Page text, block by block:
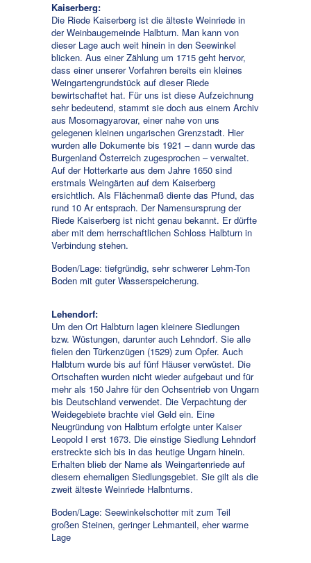
Kaiserberg:
Die Riede Kaiserberg ist die älteste Weinriede in
der Weinbaugemeinde Halbturn. Man kann von
dieser Lage auch weit hinein in den Seewinkel
blicken. Aus einer Zählung um 1715 geht hervor,
dass einer unserer Vorfahren bereits ein kleines
Weingartengrundstück auf dieser Riede
bewirtschaftet hat. Für uns ist diese Aufzeichnung
sehr bedeutend, stammt sie doch aus einem Archiv
aus Mosomagyarovar, einer nahe von uns
gelegenen kleinen ungarischen Grenzstadt. Hier
wurden alle Dokumente bis 1921 – dann wurde das
Burgenland Österreich zugesprochen – verwaltet.
Auf der Hotterkarte aus dem Jahre 1650 sind
erstmals Weingärten auf dem Kaiserberg
ersichtlich. Als Flächenmaß diente das Pfund, das
rund 10 Ar entsprach. Der Namensursprung der
Riede Kaiserberg ist nicht genau bekannt. Er dürfte
aber mit dem herrschaftlichen Schloss Halbturn in
Verbindung stehen.
Boden/Lage: tiefgründig, sehr schwerer Lehm-Ton
Boden mit guter Wasserspeicherung.
Lehendorf:
Um den Ort Halbturn lagen kleinere Siedlungen
bzw. Wüstungen, darunter auch Lehndorf. Sie alle
fielen den Türkenzügen (1529) zum Opfer. Auch
Halbturn wurde bis auf fünf Häuser verwüstet. Die
Ortschaften wurden nicht wieder aufgebaut und für
mehr als 150 Jahre für den Ochsentrieb von Ungarn
bis Deutschland verwendet. Die Verpachtung der
Weidegebiete brachte viel Geld ein. Eine
Neugründung von Halbturn erfolgte unter Kaiser
Leopold I erst 1673. Die einstige Siedlung Lehndorf
erstreckte sich bis in das heutige Ungarn hinein.
Erhalten blieb der Name als Weingartenriede auf
diesem ehemaligen Siedlungsgebiet. Sie gilt als die
zweit älteste Weinriede Halbnturns.
Boden/Lage: Seewinkelschotter mit zum Teil
großen Steinen, geringer Lehmanteil, eher warme
Lage